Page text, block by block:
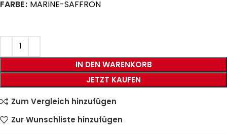
FARBE MARINE-SAFFRON
IN DEN WARENKORB
JETZT KAUFEN
Zum Vergleich hinzufügen
Zur Wunschliste hinzufügen